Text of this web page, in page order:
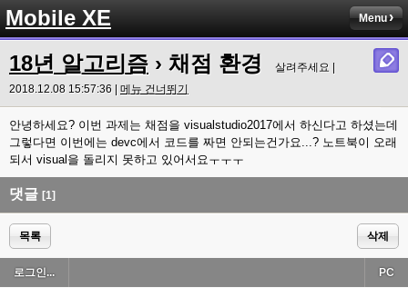
Mobile XE Menu
18년 알고리즘 › 채점 환경
살려주세요 |
2018.12.08 15:57:36 | 메뉴 건너뛰기
안녕하세요? 이번 과제는 채점을 visualstudio2017에서 하신다고 하셨는데
그렇다면 이번에는 devc에서 코드를 짜면 안되는건가요...? 노트북이 오래
되서 visual을 돌리지 못하고 있어서요ㅜㅜㅜ
댓글 [1]
목록 삭제
로그인... PC